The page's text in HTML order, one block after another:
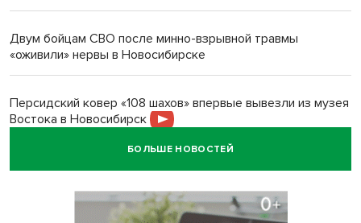
Двум бойцам СВО после минно-взрывной травмы
«оживили» нервы в Новосибирске
Персидский ковер «108 шахов» впервые вывезли из музея
Востока в Новосибирск
Актриса из Новосибирска Евгения Туркова сыграла мать
БОЛЬШЕ НОВОСТЕЙ